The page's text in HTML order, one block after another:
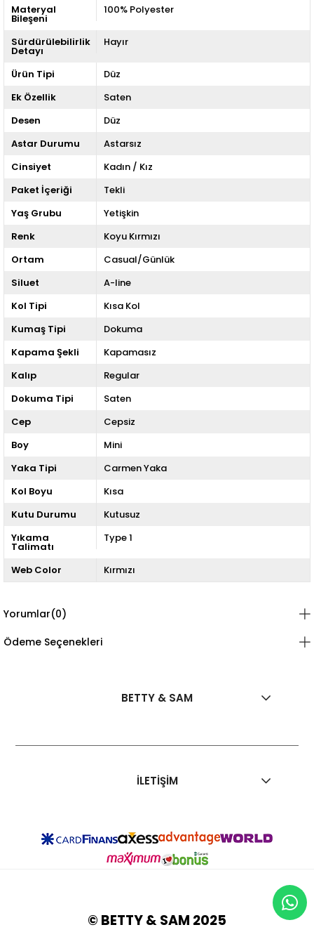
Materyal
Bileşeni
100% Polyester
Sürdürülebilirlik
Detayı
Hayır
Ürün Tipi
Düz
Ek Özellik
Saten
Desen
Düz
Astar Durumu
Astarsız
Cinsiyet
Kadın / Kız
Paket İçeriği
Tekli
Yaş Grubu
Yetişkin
Renk
Koyu Kırmızı
Ortam
Casual/Günlük
Siluet
A-line
Kol Tipi
Kısa Kol
Kumaş Tipi
Dokuma
Kapama Şekli
Kapamasız
Kalıp
Regular
Dokuma Tipi
Saten
Cep
Cepsiz
Boy
Mini
Yaka Tipi
Carmen Yaka
Kol Boyu
Kısa
Kutu Durumu
Kutusuz
Yıkama
Talimatı
Type 1
Web Color Kırmızı
Yorumlar(0)
Ödeme Seçenekleri
BETTY & SAM
İLETİŞİM
© BETTY & SAM 2025